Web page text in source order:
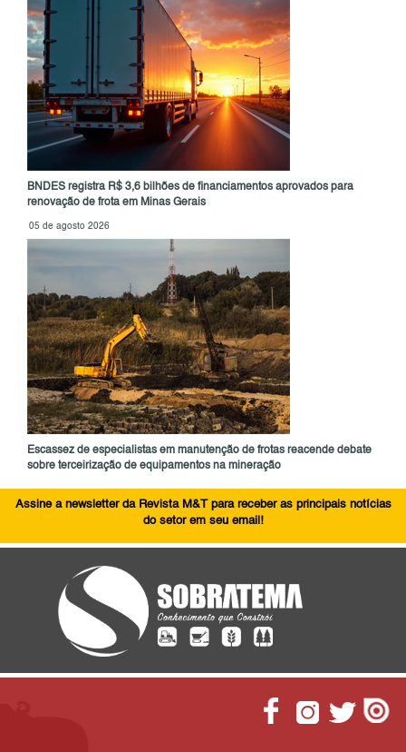
BNDES registra R$ 3,6 bilhões de financiamentos aprovados para
renovação de frota em Minas Gerais
05 de agosto 2026
Escassez de especialistas em manutenção de frotas reacende debate
sobre terceirização de equipamentos na mineração
Assine a newsletter da Revista M&T para receber as principais notícias
do setor em seu email!